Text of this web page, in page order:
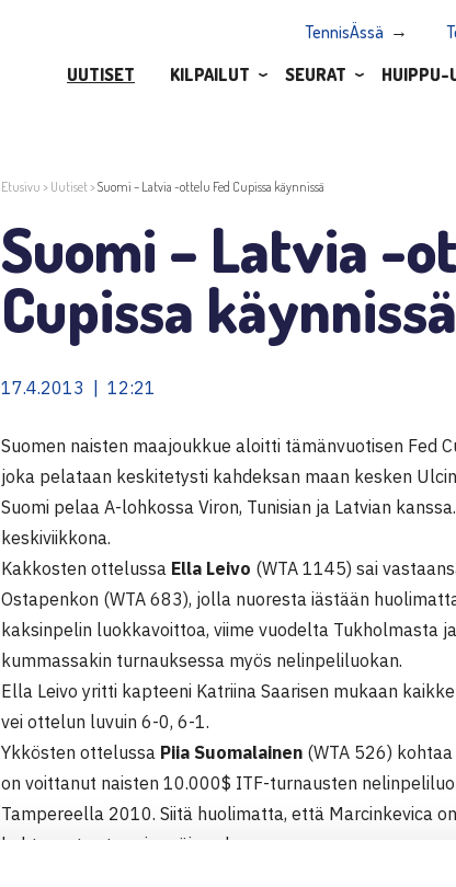
TennisÄssä
UUTISET
KILPAILUT SEURAT HUIPPU-
Etusivu > Uutiset>Suomi – Latvia -ottelu Fed Cupissa käynnissä
Suomi – Latvia -
Cupissa käynnissä
17.4.2013 | 12:21
Suomen naisten maajoukkue aloitti tämänvuotisen Fed
joka pelataan keskitetysti kahdeksan maan kesken
Suomi pelaa A-lohkossa Viron, Tunisian ja Latvian
keskiviikkona.
Kakkosten ottelussa Ella Leivo (WTA 1145) sai
Ostapenkon (WTA 683), jolla nuoresta iästään
kaksinpelin luokkavoittoa, viime vuodelta Tukholmasta
kummassakin turnauksessa myös nelinpeliluokan.
Ella Leivo yritti kapteeni Katriina Saarisen mukaan
vei ottelun luvuin 6-0, 6-1.
Ykkösten ottelussa Piia Suomalainen (WTA 526)
on voittanut naisten 10.000$ ITF-turnausten
Tampereella 2010. Siitä huolimatta, että Marcinkevica
kohtaavat nyt ensimmäisen kerran.
A-lohkon toisessa ottelussa keskiviikkona kohtaavat